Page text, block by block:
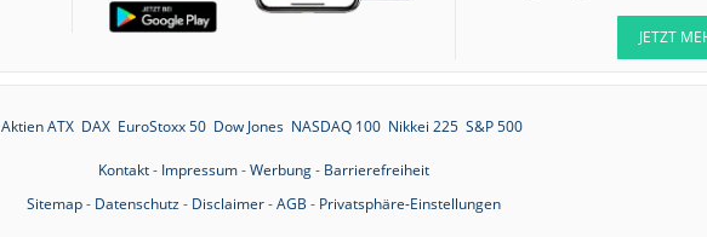
JETZT
Aktien ATX DAX EuroStoxx 50 Dow Jones NASDAQ 100 Nikkei 225 S&P 500
Kontakt- Impressum-Werbung- Barrierefreiheit
Sitemap- Datenschutz- Disclaimer-AGB - Privatsphäre-Einstellungen